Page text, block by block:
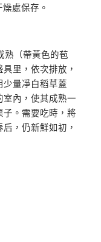
處保存。
熟（帶黃色的苞
具里，依次排放，
少量凈白稻草蓋
室內，使其成熟一
子。需要吃時，將
，仍新鮮如初，